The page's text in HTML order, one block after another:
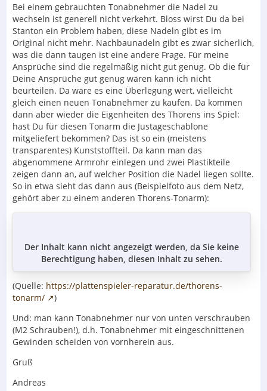
Bei einem gebrauchten Tonabnehmer die Nadel zu
wechseln ist generell nicht verkehrt. Bloss wirst Du da bei
Stanton ein Problem haben, diese Nadeln gibt es im
Original nicht mehr. Nachbaunadeln gibt es zwar sicherlich,
was die dann taugen ist eine andere Frage. Für meine
Ansprüche sind die regelmäßig nicht gut genug. Ob die für
Deine Ansprüche gut genug wären kann ich nicht
beurteilen. Da wäre es eine Überlegung wert, vielleicht
gleich einen neuen Tonabnehmer zu kaufen. Da kommen
dann aber wieder die Eigenheiten des Thorens ins Spiel:
hast Du für diesen Tonarm die Justageschablone
mitgeliefert bekommen? Das ist so ein (meistens
transparentes) Kunststoffteil. Da kann man das
abgenommene Armrohr einlegen und zwei Plastikteile
zeigen dann an, auf welcher Position die Nadel liegen sollte.
So in etwa sieht das dann aus (Beispielfoto aus dem Netz,
gehört aber zu einem anderen Thorens-Tonarm):
Der Inhalt kann nicht angezeigt werden, da Sie keine
Berechtigung haben, diesen Inhalt zu sehen.
(Quelle: https://plattenspieler-reparatur.de/thorens-
tonarm/
)
Und: man kann Tonabnehmer nur von unten verschrauben
(M2 Schrauben!), d.h. Tonabnehmer mit eingeschnittenen
Gewinden scheiden von vornherein aus.
Gruß
Andreas